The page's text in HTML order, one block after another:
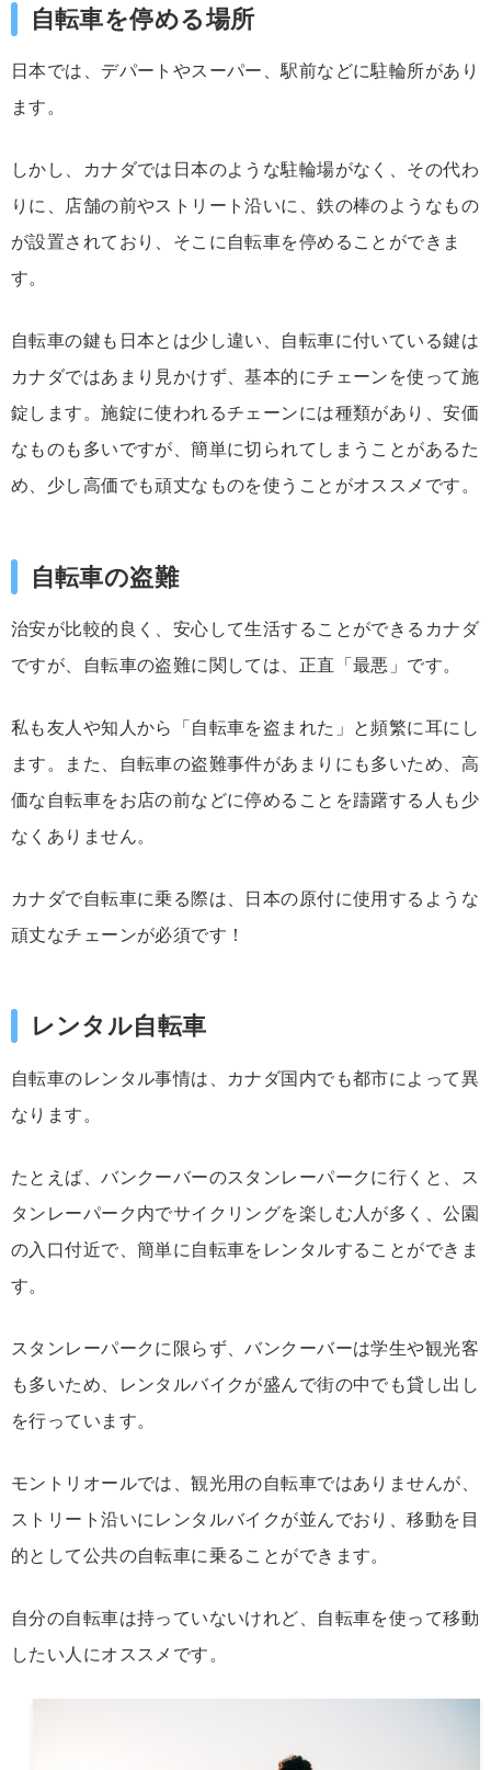
自転車を停める場所
日本では、デパートやスーパー、駅前などに駐輪所があり
ます。
しかし、カナダでは日本のような駐輪場がなく、その代わ
りに、店舗の前やストリート沿いに、鉄の棒のようなもの
が設置されており、そこに自転車を停めることができま
す。
自転車の鍵も日本とは少し違い、自転車に付いている鍵は
カナダではあまり見かけず、基本的にチェーンを使って施
錠します。施錠に使われるチェーンには種類があり、安価
なものも多いですが、簡単に切られてしまうことがあるた
め、少し高価でも頑丈なものを使うことがオススメです。
自転車の盗難
治安が比較的良く、安心して生活することができるカナダ
ですが、自転車の盗難に関しては、正直「最悪」です。
私も友人や知人から「自転車を盗まれた」と頻繁に耳にし
ます。また、自転車の盗難事件があまりにも多いため、高
価な自転車をお店の前などに停めることを躊躇する人も少
なくありません。
カナダで自転車に乗る際は、日本の原付に使用するような
頑丈なチェーンが必須です！
レンタル自転車
自転車のレンタル事情は、カナダ国内でも都市によって異
なります。
たとえば、バンクーバーのスタンレーパークに行くと、ス
タンレーパーク内でサイクリングを楽しむ人が多く、公園
の入口付近で、簡単に自転車をレンタルすることができま
す。
スタンレーパークに限らず、バンクーバーは学生や観光客
も多いため、レンタルバイクが盛んで街の中でも貸し出し
を行っています。
モントリオールでは、観光用の自転車ではありませんが、
ストリート沿いにレンタルバイクが並んでおり、移動を目
的として公共の自転車に乗ることができます。
自分の自転車は持っていないけれど、自転車を使って移動
したい人にオススメです。